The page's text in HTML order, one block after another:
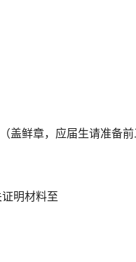
盖鲜章，应届生请准备前
明材料至